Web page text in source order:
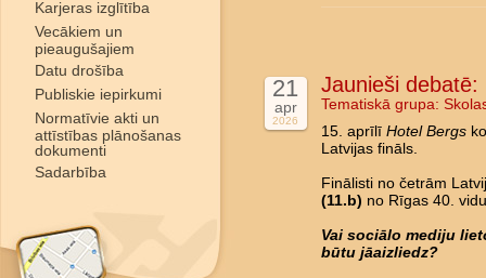
Karjeras izglītība
Vecākiem un
pieaugušajiem
Datu drošība
Publiskie iepirkumi
Normatīvie akti un
attīstības plānošanas
dokumenti
Sadarbība
21
apr
2026
Jaunieši debatē:
Tematiskā grupa:
15. aprīlī Hotel Bergs
Latvijas fināls.
Finālisti no četrām
(11.b) no Rīgas 40.
Vai sociālo mediju
būtu jāaizliedz?